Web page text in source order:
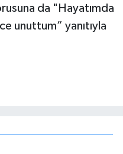
da "Hayatımda
unuttum” yanıtıyla